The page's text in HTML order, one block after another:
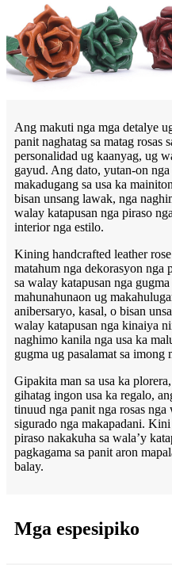
Ang makuti nga mga detalye
panit naghatag sa matag rosas
personalidad ug kaanyag, ug
gayud. Ang dato, yutan-on
makadugang sa usa ka
bisan unsang lawak, nga
walay katapusan nga piraso
interior nga estilo.
Kining handcrafted leather
matahum nga dekorasyon nga
sa walay katapusan nga
mahunahunaon ug
anibersaryo, kasal, o bisan
walay katapusan nga kinaiya
naghimo kanila nga usa ka
gugma ug pasalamat sa imong
Gipakita man sa usa ka
gihatag ingon usa ka regalo,
tinuud nga panit nga rosas
sigurado nga makapadani.
piraso nakakuha sa wala’y
pagkagama sa panit aron
balay.
Mga espesipiko